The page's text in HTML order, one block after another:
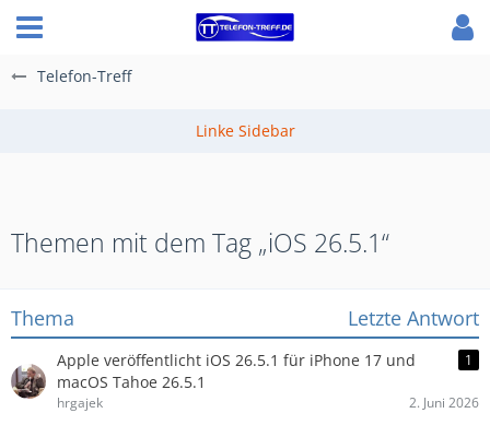
Telefon-Treff
Themen mit dem Tag „iOS 26.5.1“
Thema Letzte Antwort
Apple veröffentlicht iOS 26.5.1 für iPhone 17 und
macOS Tahoe 26.5.1
1
hrgajek 2. Juni 2026